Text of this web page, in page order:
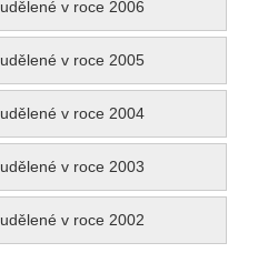
v roce 2006
v roce 2005
v roce 2004
v roce 2003
v roce 2002